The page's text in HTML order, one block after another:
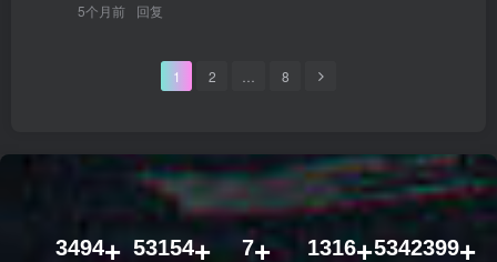
5个月前 回复
1 2 8
3494 53154 7 1316 5342399